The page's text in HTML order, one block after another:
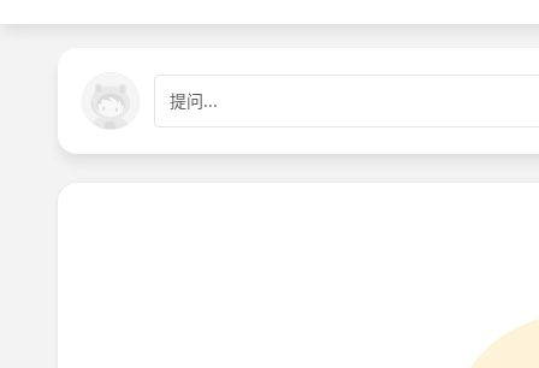
提问...